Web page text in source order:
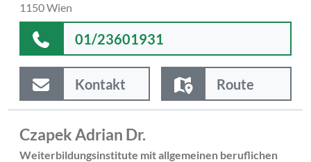
1150 Wien
01/23601931
Kontakt Route
Czapek Adrian Dr.
Weiterbildungsinstitute mit allgemeinen beruflichen